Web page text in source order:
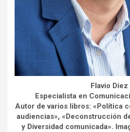
Flavio Diez
Especialista en
Autor de varios libros: «Política
audiencias», «Deconstrucción
y Diversidad comunicada».